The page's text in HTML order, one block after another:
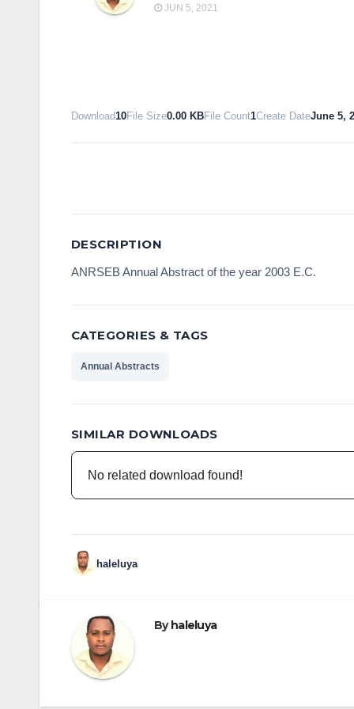
JUN 5, 2021
Download10File Size0.00 KBFile Count1Create DateJune 5,
DESCRIPTION
ANRSEB Annual Abstract of the year 2003 E.C.
CATEGORIES & TAGS
Annual Abstracts
SIMILAR DOWNLOADS
No related download found!
haleluya
Byhaleluya